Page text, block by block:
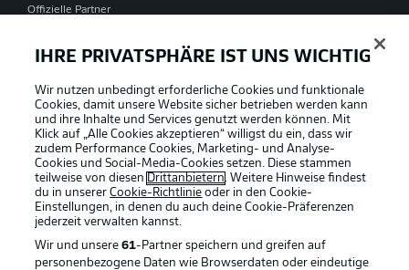
Offizielle Partner
IHRE PRIVATSPHÄRE IST UNS WICHTIG
Wir nutzen unbedingt erforderliche Cookies und funktionale
Cookies, damit unsere Website sicher betrieben werden kann
und ihre Inhalte und Services genutzt werden können. Mit
Klick auf „Alle Cookies akzeptieren“ willigst du ein, dass wir
zudem Performance Cookies, Marketing- und Analyse-
Cookies und Social-Media-Cookies setzen. Diese stammen
teilweise von diesen Drittanbietern. Weitere Hinweise findest
du in unsererCookie-Richtlinie oder in den Cookie-
Einstellungen, in denen du auch deine Cookie-Präferenzen
jederzeit verwalten kannst.
Wir und unsere61-Partner speichern und greifen auf
personenbezogene Daten wie Browserdaten oder eindeutige